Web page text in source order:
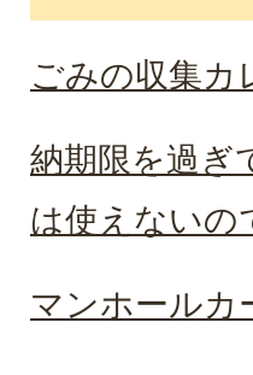
ごみの収集カ
納期限を過ぎ
は使えないの
マンホールカ